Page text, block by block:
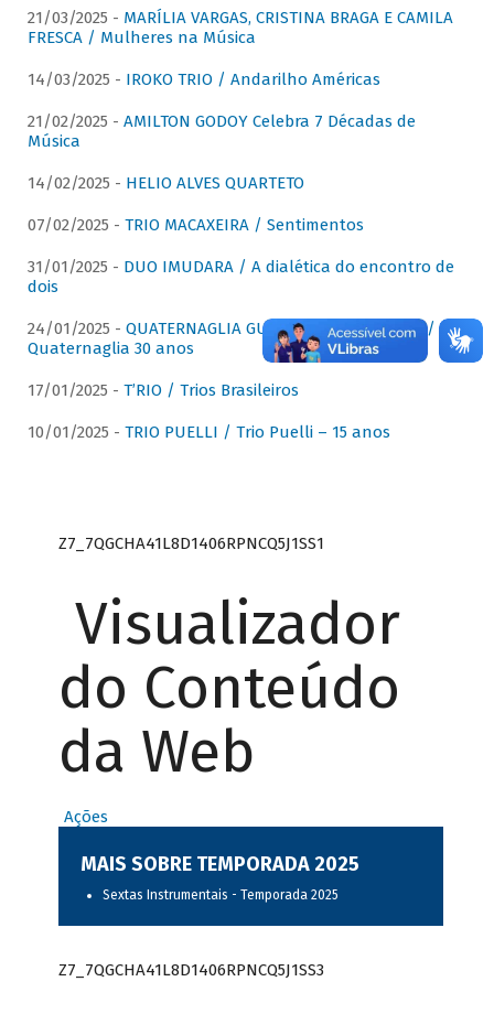
21/03/2025 - MARÍLIA VARGAS, CRISTINA BRAGA E CAMILA
FRESCA / Mulheres na Música
14/03/2025 - IROKO TRIO / Andarilho Américas
21/02/2025 - AMILTON GODOY Celebra 7 Décadas de
Música
14/02/2025 - HELIO ALVES QUARTETO
07/02/2025 - TRIO MACAXEIRA / Sentimentos
31/01/2025 - DUO IMUDARA / A dialética do encontro de
dois
24/01/2025 - QUATERNAGLIA GUITAR QUARTET (QGQ) /
Quaternaglia 30 anos
17/01/2025 - T’RIO / Trios Brasileiros
10/01/2025 - TRIO PUELLI / Trio Puelli – 15 anos
Z7_7QGCHA41L8D1406RPNCQ5J1SS1
Visualizador
do Conteúdo
da Web
Ações
MAIS SOBRE TEMPORADA 2025
Sextas Instrumentais - Temporada 2025
Z7_7QGCHA41L8D1406RPNCQ5J1SS3